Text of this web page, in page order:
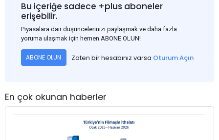
Bu içeriğe sadece +plus aboneler
erişebilir.
Piyasalara dair düşüncelerinizi paylaşmak ve daha fazla
yoruma ulaşmak için hemen ABONE OLUN!
ABONE OLUN Zaten bir hesabınız varsa Oturum Açın
En çok okunan haberler